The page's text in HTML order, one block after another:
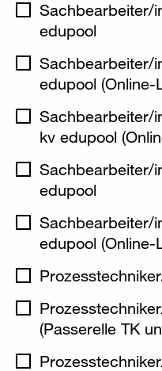
Sachbearbeiter/
edupool
Sachbearbeiter/
edupool (Online-
Sachbearbeiter/
kv edupool
Sachbearbeiter/
edupool
Sachbearbeiter/
edupool (Online-
(Passerelle TK